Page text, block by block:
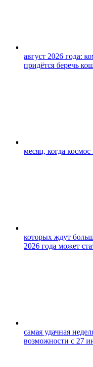
август 2026 года:
придётся беречь
месяц, когда
которых ждут
2026 года может
самая удачная
возможности с 27